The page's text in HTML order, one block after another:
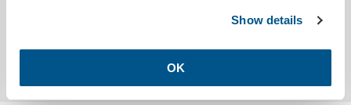
Show details
OK